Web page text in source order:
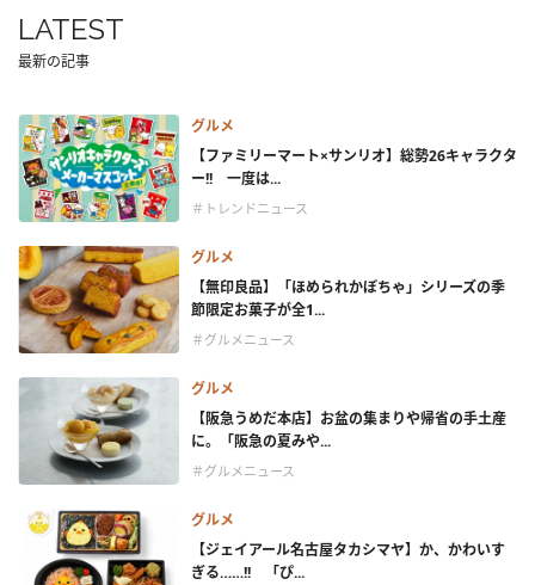
LATEST
最新の記事
グルメ
【ファミリーマート×サンリオ】総勢26キャラクタ
ー!! 一度は...
＃トレンドニュース
グルメ
【無印良品】「ほめられかぼちゃ」シリーズの季
節限定お菓子が全1...
＃グルメニュース
グルメ
【阪急うめだ本店】お盆の集まりや帰省の手土産
に。「阪急の夏みや...
＃グルメニュース
グルメ
【ジェイアール名古屋タカシマヤ】か、かわいす
ぎる……!! 「ぴ...